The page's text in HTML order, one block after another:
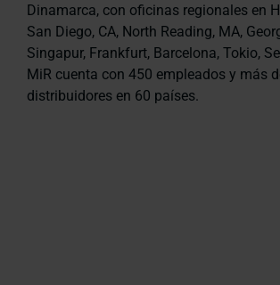
Dinamarca, con oficinas regionales en
San Diego, CA, North Reading, MA,
Singapur, Frankfurt, Barcelona, Tokio,
MiR cuenta con 450 empleados y más
distribuidores en 60 países.